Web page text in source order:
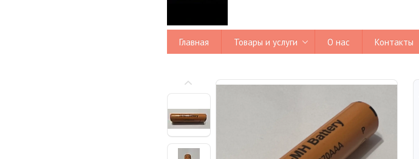
Главная Товары и услуги О нас Контакты